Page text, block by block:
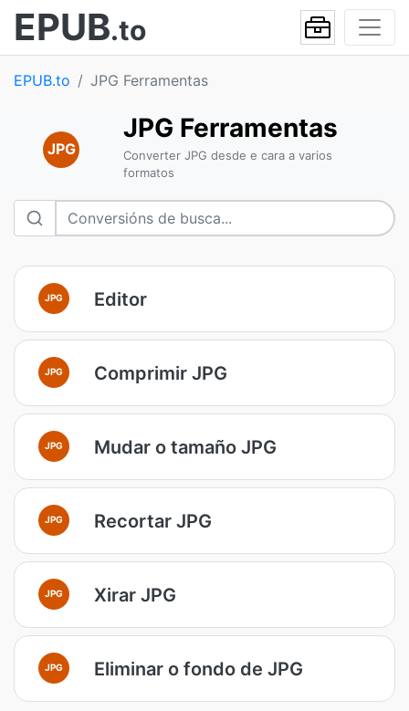
EPUB.to
EPUB.to JPG Ferramentas
JPG
JPG Ferramentas
Converter JPG desde e cara a varios
formatos
JPG Editor
JPG Comprimir JPG
JPG Mudar o tamaño JPG
JPG Recortar JPG
JPG Xirar JPG
JPG Eliminar o fondo de JPG